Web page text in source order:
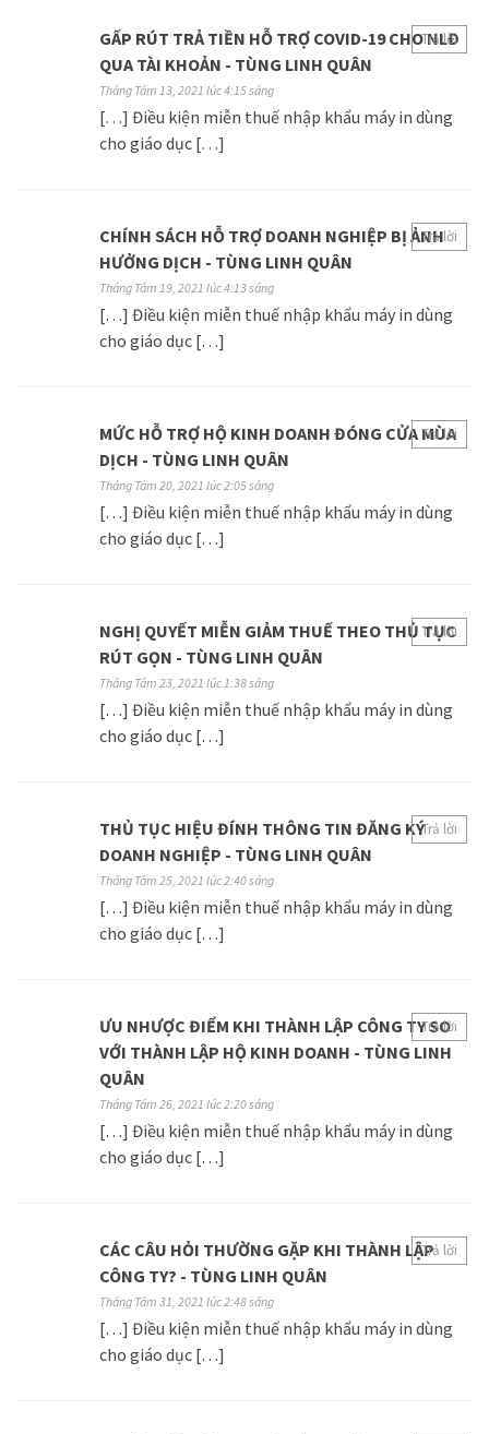
GẤP RÚT TRẢ TIỀN HỖ TRỢ COVID-19 CHO NLĐ
QUA TÀI KHOẢN - TÙNG LINH QUÂN
Tháng Tám 13, 2021 lúc 4:15 sáng
[…] Điều kiện miễn thuế nhập khẩu máy in dùng
cho giáo dục […]
Trả lời
CHÍNH SÁCH HỖ TRỢ DOANH NGHIỆP BỊ ẢNH
HƯỞNG DỊCH - TÙNG LINH QUÂN
Tháng Tám 19, 2021 lúc 4:13 sáng
[…] Điều kiện miễn thuế nhập khẩu máy in dùng
cho giáo dục […]
Trả lời
MỨC HỖ TRỢ HỘ KINH DOANH ĐÓNG CỬA MÙA
DỊCH - TÙNG LINH QUÂN
Tháng Tám 20, 2021 lúc 2:05 sáng
[…] Điều kiện miễn thuế nhập khẩu máy in dùng
cho giáo dục […]
Trả lời
NGHỊ QUYẾT MIỄN GIẢM THUẾ THEO THỦ TỤC
RÚT GỌN - TÙNG LINH QUÂN
Tháng Tám 23, 2021 lúc 1:38 sáng
[…] Điều kiện miễn thuế nhập khẩu máy in dùng
cho giáo dục […]
Trả lời
THỦ TỤC HIỆU ĐÍNH THÔNG TIN ĐĂNG KÝ
DOANH NGHIỆP - TÙNG LINH QUÂN
Tháng Tám 25, 2021 lúc 2:40 sáng
[…] Điều kiện miễn thuế nhập khẩu máy in dùng
cho giáo dục […]
Trả lời
ƯU NHƯỢC ĐIỂM KHI THÀNH LẬP CÔNG TY SO
VỚI THÀNH LẬP HỘ KINH DOANH - TÙNG LINH
QUÂN
Tháng Tám 26, 2021 lúc 2:20 sáng
[…] Điều kiện miễn thuế nhập khẩu máy in dùng
cho giáo dục […]
Trả lời
CÁC CÂU HỎI THƯỜNG GẶP KHI THÀNH LẬP
CÔNG TY? - TÙNG LINH QUÂN
Tháng Tám 31, 2021 lúc 2:48 sáng
[…] Điều kiện miễn thuế nhập khẩu máy in dùng
cho giáo dục […]
Trả lời